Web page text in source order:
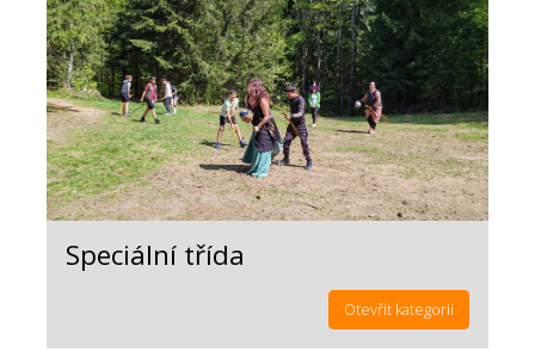
Speciální třída
Otevřít kategorii